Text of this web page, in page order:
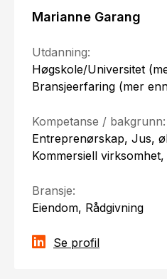
Marianne Garang
Utdanning:
Høgskole/Universitet
Bransjeerfaring (mer
Kompetanse / bakgrunn:
Entreprenørskap, Jus,
Kommersiell
Bransje:
Eiendom, Rådgivning
Se profil